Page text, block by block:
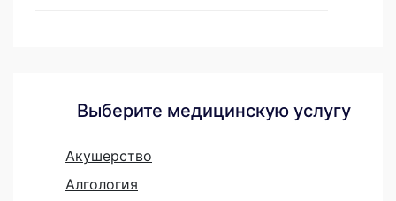
Выберите медицинскую услугу
Акушерство
Алгология